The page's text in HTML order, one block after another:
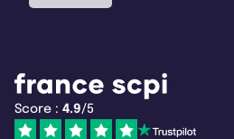
Score : 4.9/5